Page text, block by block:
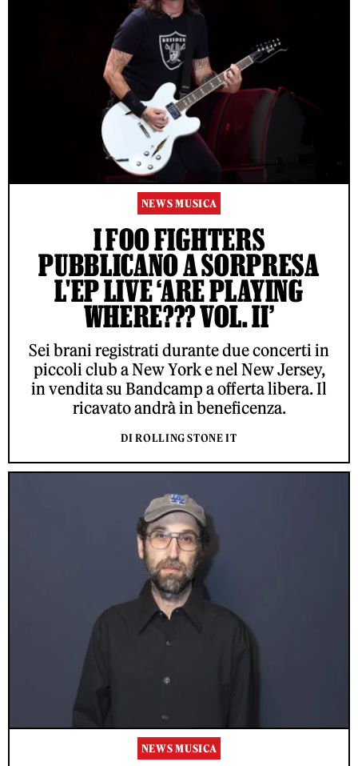
NEWS MUSICA
I FOO FIGHTERS
PUBBLICANO A SORPRESA
L'EP LIVE ‘ARE PLAYING
WHERE??? VOL. II’
Sei brani registrati durante due concerti in
piccoli club a New York e nel New Jersey,
in vendita su Bandcamp a offerta libera. Il
ricavato andrà in beneficenza.
DI ROLLING STONE IT
NEWS MUSICA